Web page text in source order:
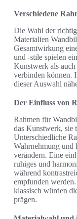
Verschiedene
Die Wahl der
Materialien
Gesamtwirkung
und -stile spielen
Kunstwerk als
verbinden können.
dieser Auswahl
Der Einfluss von
Rahmen für
das Kunstwerk, sie
Unterschiedliche
Wahrnehmung und
verändern. Eine
ruhiges und
während
empfunden
klassisch würden
prägen.